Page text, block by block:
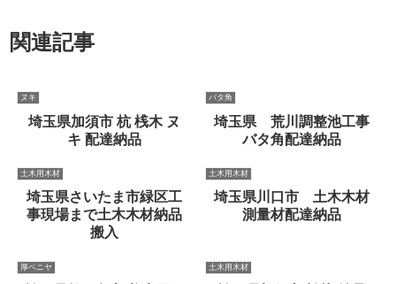
関連記事
ヌキ
埼玉県加須市 杭 桟木 ヌ
キ 配達納品
バタ角
埼玉県 荒川調整池工事
バタ角配達納品
土木用木材
埼玉県さいたま市緑区工
事現場まで土木木材納品
搬入
土木用木材
埼玉県川口市 土木木材
測量材配達納品
厚ベニヤ 土木用木材